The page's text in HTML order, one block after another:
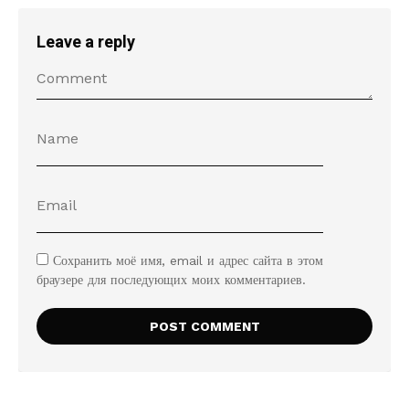
Leave a reply
Сохранить моё имя, email и адрес сайта в этом
браузере для последующих моих комментариев.